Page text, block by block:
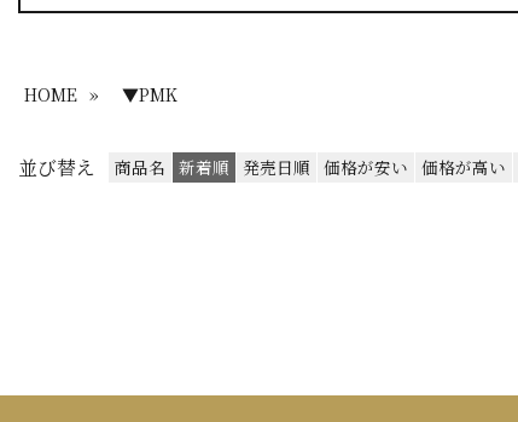
HOME » ▼PMK
並び替え 商品名 新着順 発売日順 価格が安い 価格が高い